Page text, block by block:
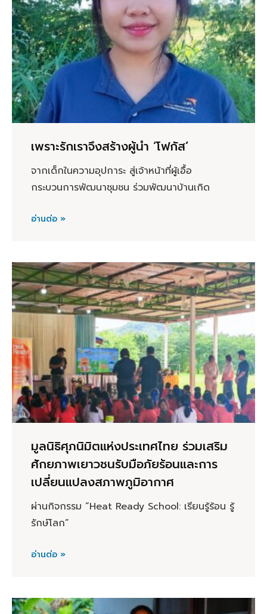
เพราะรักเราจึงสร้างผู้นำ ‘โฟกัส’
จากเด็กในความอุปการะ สู่เจ้าหน้าที่ผู้เอื้อ
กระบวนการพัฒนาชุมชน ร่วมพัฒนาบ้านเกิด
อ่านต่อ »
มูลนิธิศุภนิมิตแห่งประเทศไทย ร่วมเสริม
ศักยภาพเยาวชนรับมือภัยร้อนและการ
เปลี่ยนแปลงสภาพภูมิอากาศ
ผ่านกิจกรรม “Heat Ready School: เรียนรู้ร้อน รู้
รักษ์โลก”
อ่านต่อ »